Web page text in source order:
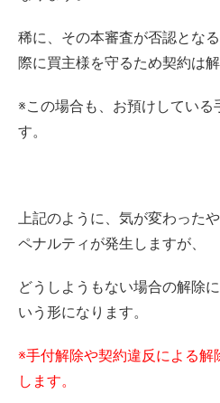
稀に、その本審査が否認とな
際に買主様を守るため契約は解
※この場合も、お預けしている
す。
上記のように、気が変わった
ペナルティが発生しますが、
どうしようもない場合の解除
いう形になります。
※手付解除や契約違反による
します。